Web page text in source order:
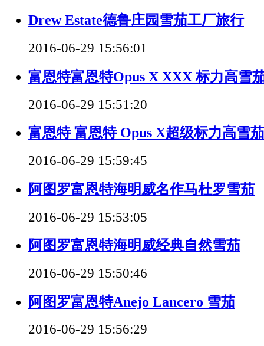
Drew Estate德鲁庄园雪茄工厂旅行
2016-06-29 15:56:01
富恩特富恩特Opus X XXX 标力高雪
2016-06-29 15:51:20
富恩特 富恩特 Opus X超级标力高雪茄
2016-06-29 15:59:45
阿图罗富恩特海明威名作马杜罗雪茄
2016-06-29 15:53:05
阿图罗富恩特海明威经典自然雪茄
2016-06-29 15:50:46
阿图罗富恩特Anejo Lancero 雪茄
2016-06-29 15:56:29